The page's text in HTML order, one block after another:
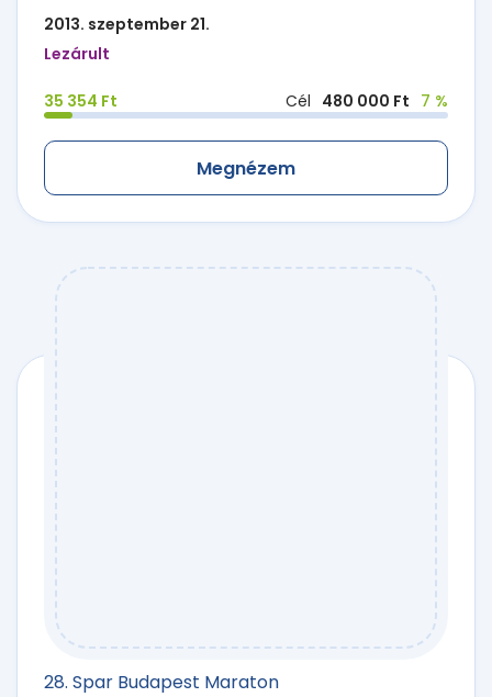
2013. szeptember 21.
Lezárult
35 354 Ft Cél 480 000 Ft 7 %
Megnézem
28. Spar Budapest Maraton